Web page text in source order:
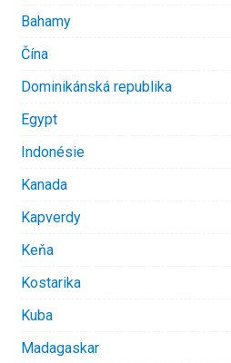
Bahamy
Čína
Dominikánská republika
Egypt
Indonésie
Kanada
Kapverdy
Keňa
Kostarika
Kuba
Madagaskar